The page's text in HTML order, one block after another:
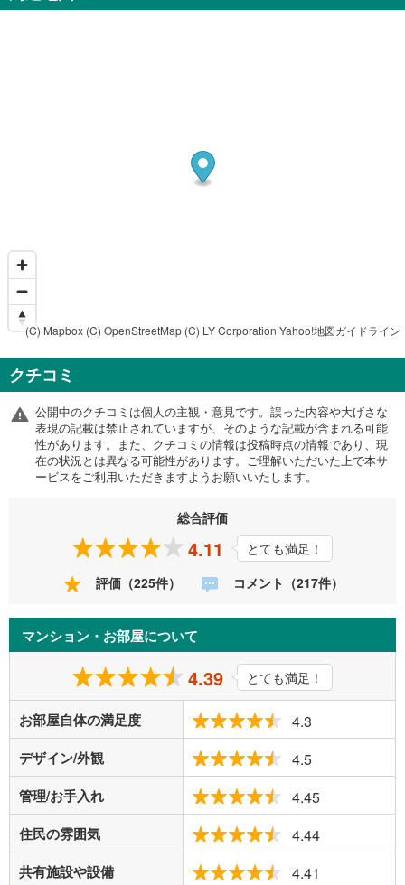
(C) Mapbox (C) OpenStreetMap (C) LY Corporation Yahoo!地図ガイドライン
クチコミ
公開中のクチコミは個人の主観・意見です。誤った内容や大げさな
表現の記載は禁止されていますが、そのような記載が含まれる可能
性があります。また、クチコミの情報は投稿時点の情報であり、現
在の状況とは異なる可能性があります。ご理解いただいた上で本サ
ービスをご利用いただきますようお願いいたします。
総合評価
4.11
とても満足！
評価（225件）
コメント（217件）
マンション・お部屋について
4.39 とても満足！
お部屋自体の満足度 4.3
デザイン/外観 4.5
管理/お手入れ 4.45
住民の雰囲気 4.44
共有施設や設備 4.41